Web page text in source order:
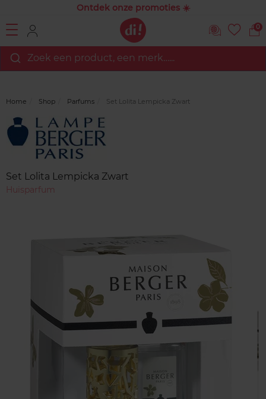
Ontdek onze promoties ☀️
0
Zoek een product, een merk…...
Home Shop Parfums Set Lolita Lempicka Zwart
Merk
Set Lolita Lempicka Zwart
Huisparfum